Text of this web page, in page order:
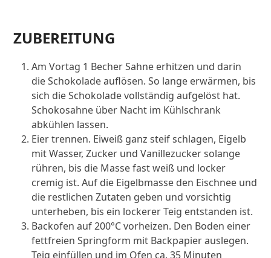
ZUBEREITUNG
Am Vortag 1 Becher Sahne erhitzen und darin
die Schokolade auflösen. So lange erwärmen, bis
sich die Schokolade vollständig aufgelöst hat.
Schokosahne über Nacht im Kühlschrank
abkühlen lassen.
Eier trennen. Eiweiß ganz steif schlagen, Eigelb
mit Wasser, Zucker und Vanillezucker solange
rühren, bis die Masse fast weiß und locker
cremig ist. Auf die Eigelbmasse den Eischnee und
die restlichen Zutaten geben und vorsichtig
unterheben, bis ein lockerer Teig entstanden ist.
Backofen auf 200°C vorheizen. Den Boden einer
fettfreien Springform mit Backpapier auslegen.
Teig einfüllen und im Ofen ca. 35 Minuten